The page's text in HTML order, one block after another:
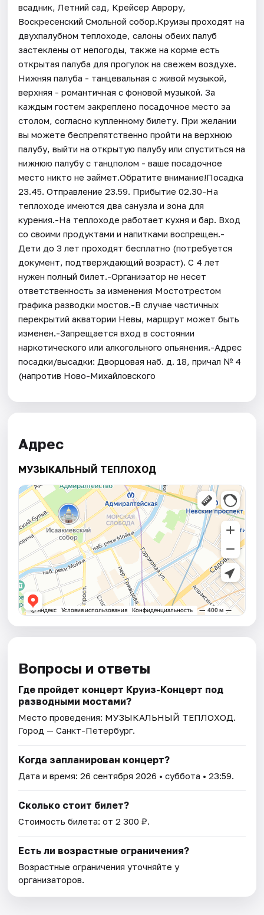
всадник, Летний сад, Крейсер Аврору,
Воскресенский Смольной собор.Круизы проходят на
двухпалубном теплоходе, салоны обеих палуб
застеклены от непогоды, также на корме есть
открытая палуба для прогулок на свежем воздухе.
Нижняя палуба - танцевальная с живой музыкой,
верхняя - романтичная с фоновой музыкой. За
каждым гостем закреплено посадочное место за
столом, согласно купленному билету. При желании
вы можете беспрепятственно пройти на верхнюю
палубу, выйти на открытую палубу или спуститься на
нижнюю палубу с танцполом - ваше посадочное
место никто не займет.Обратите внимание!Посадка
23.45. Отправление 23.59. Прибытие 02.30-На
теплоходе имеются два санузла и зона для
курения.-На теплоходе работает кухня и бар. Вход
со своими продуктами и напитками воспрещен.-
Дети до 3 лет проходят бесплатно (потребуется
документ, подтверждающий возраст). С 4 лет
нужен полный билет.-Организатор не несет
ответственность за изменения Мостотрестом
графика разводки мостов.-В случае частичных
перекрытий акватории Невы, маршрут может быть
изменен.-Запрещается вход в состоянии
наркотического или алкогольного опьянения.-Адрес
посадки/высадки: Дворцовая наб. д. 18, причал № 4
(напротив Ново-Михайловского
Адрес
МУЗЫКАЛЬНЫЙ ТЕПЛОХОД
Вопросы и ответы
Где пройдет концерт Круиз-Концерт под
разводными мостами?
Место проведения: МУЗЫКАЛЬНЫЙ ТЕПЛОХОД.
Город — Санкт-Петербург.
Когда запланирован концерт?
Дата и время:26 сентября 2026 • суббота • 23:59.
Сколько стоит билет?
Стоимость билета: от 2 300 ₽.
Есть ли возрастные ограничения?
Возрастные ограничения уточняйте у
организаторов.